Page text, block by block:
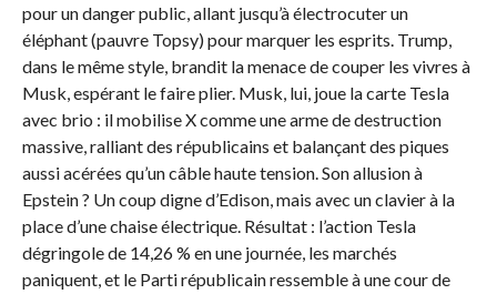
pour un danger public, allant jusqu’à électrocuter un
éléphant (pauvre Topsy) pour marquer les esprits. Trump,
dans le même style, brandit la menace de couper les vivres à
Musk, espérant le faire plier. Musk, lui, joue la carte Tesla
avec brio : il mobilise X comme une arme de destruction
massive, ralliant des républicains et balançant des piques
aussi acérées qu’un câble haute tension. Son allusion à
Epstein ? Un coup digne d’Edison, mais avec un clavier à la
place d’une chaise électrique. Résultat : l’action Tesla
dégringole de 14,26 % en une journée, les marchés
paniquent, et le Parti républicain ressemble à une cour de